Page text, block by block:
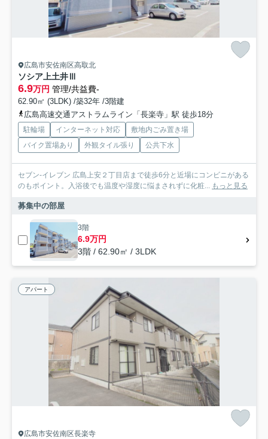
広島市安佐南区高取北
ソシア上土井Ⅲ
6.9万円 管理/共益費-
62.90㎡ (3LDK) /築32年 /3階建
広島高速交通アストラムライン「長楽寺」駅 徒歩18分
駐輪場 インターネット対応
敷地内ごみ置き場
バイク置場あり
外観タイル張り 公共下水
セブン-イレブン 広島上安２丁目店まで徒歩6分と近場にコンビニがある
のもポイント。入浴後でも温度や湿度に悩まされずに化粧... もっと見る
募集中の部屋
3階
6.9万円
3階 / 62.90㎡ / 3LDK
アパート
広島市安佐南区長楽寺